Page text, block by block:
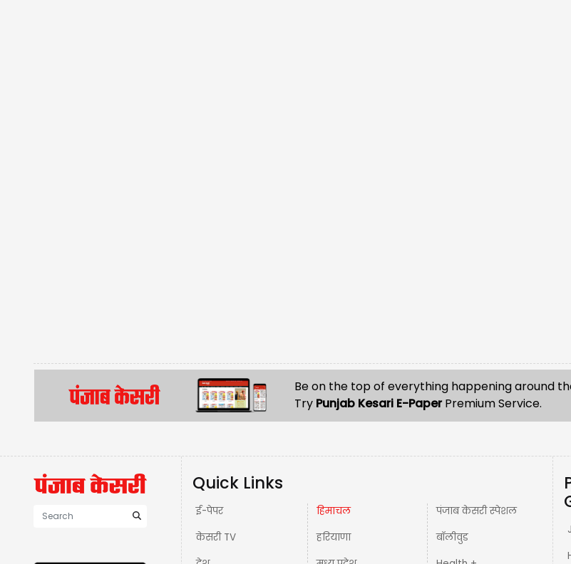
Be on the top of everything happening around
Try Punjab Kesari E-PaperPremium Service.
Quick Links
ई-पेपर
केसरी TV
हिमाचल
हरियाणा
पंजाब केसरी स्पेशल
बॉलीवुड